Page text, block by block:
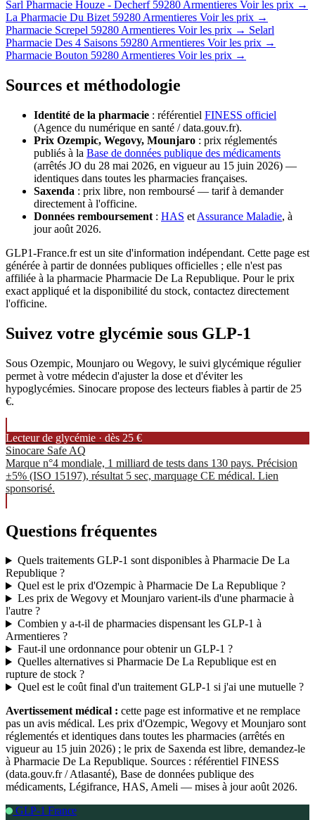
Sarl Pharmacie Houze - Decherf 59280 Armentieres Voir les prix →
La Pharmacie Du Bizet 59280 Armentieres Voir les prix →
Pharmacie Screpel 59280 Armentieres Voir les prix → Selarl
Pharmacie Des 4 Saisons 59280 Armentieres Voir les prix →
Pharmacie Bouton 59280 Armentieres Voir les prix →
Sources et méthodologie
Identité de la pharmacie : référentiel FINESS officiel
(Agence du numérique en santé / data.gouv.fr).
Prix Ozempic, Wegovy, Mounjaro : prix réglementés
publiés à la Base de données publique des médicaments
(arrêtés JO du 28 mai 2026, en vigueur au 15 juin 2026) —
identiques dans toutes les pharmacies françaises.
Saxenda : prix libre, non remboursé — tarif à demander
directement à l'officine.
Données remboursement : HAS et Assurance Maladie, à
jour août 2026.
GLP1-France.fr est un site d'information indépendant. Cette page est
générée à partir de données publiques officielles ; elle n'est pas
affiliée à la pharmacie Pharmacie De La Republique. Pour le prix
exact appliqué et la disponibilité du stock, contactez directement
l'officine.
Suivez votre glycémie sous GLP-1
Sous Ozempic, Mounjaro ou Wegovy, le suivi glycémique régulier
permet à votre médecin d'ajuster la dose et d'éviter les
hypoglycémies. Sinocare propose des lecteurs fiables à partir de 25
€.
Lecteur de glycémie · dès 25 €
Sinocare Safe AQ
Marque n°4 mondiale, 1 milliard de tests dans 130 pays. Précision
±5% (ISO 15197), résultat 5 sec, marquage CE médical. Lien
sponsorisé.
Questions fréquentes
Quels traitements GLP-1 sont disponibles à Pharmacie De La
Republique ?
Quel est le prix d'Ozempic à Pharmacie De La Republique ?
Les prix de Wegovy et Mounjaro varient-ils d'une pharmacie à
l'autre ?
Combien y a-t-il de pharmacies dispensant les GLP-1 à
Armentieres ?
Faut-il une ordonnance pour obtenir un GLP-1 ?
Quelles alternatives si Pharmacie De La Republique est en
rupture de stock ?
Quel est le coût final d'un traitement GLP-1 si j'ai une mutuelle ?
Avertissement médical : cette page est informative et ne remplace
pas un avis médical. Les prix d'Ozempic, Wegovy et Mounjaro sont
réglementés et identiques dans toutes les pharmacies (arrêtés en
vigueur au 15 juin 2026) ; le prix de Saxenda est libre, demandez-le
à Pharmacie De La Republique. Sources : référentiel FINESS
(data.gouv.fr / Atlasanté), Base de données publique des
médicaments, Légifrance, HAS, Ameli — mises à jour août 2026.
GLP-1 France